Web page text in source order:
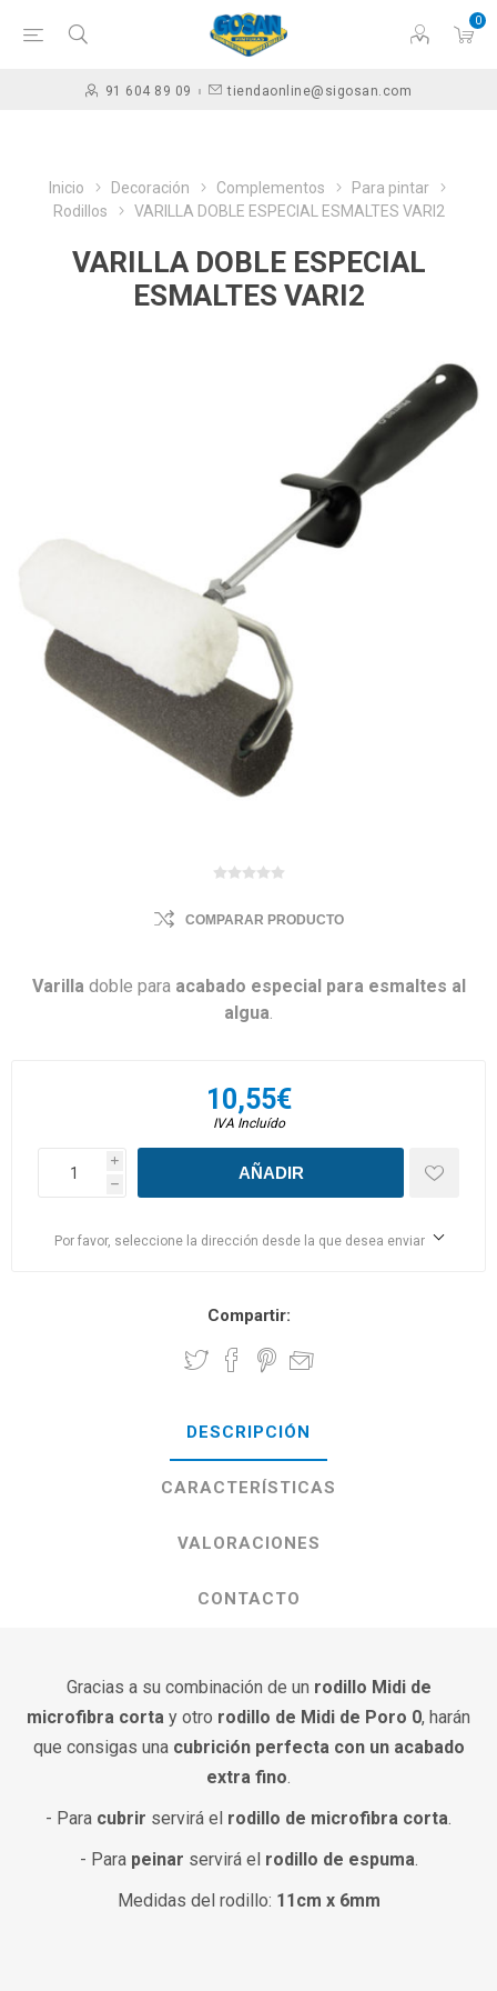
0
91 604 89 09 tiendaonline@sigosan.com
Inicio Decoración Complementos
Para pintar
Rodillos
VARILLA DOBLE ESPECIAL ESMALTES VARI2
VARILLA DOBLE ESPECIAL
ESMALTES VARI2
COMPARAR PRODUCTO
Varilla doble para acabado especial para esmaltes al
algua.
10,55€
IVA Incluído
i
h
Por favor, seleccione la dirección desde la que desea enviar
Compartir:
DESCRIPCIÓN
CARACTERÍSTICAS
VALORACIONES
CONTACTO
Gracias a su combinación de un rodillo Midi de
microfibra corta y otro rodillo de Midi de Poro 0, harán
que consigas una cubrición perfecta con un acabado
extra fino.
- Para cubrir servirá el rodillo de microfibra corta.
- Para peinar servirá el rodillo de espuma.
Medidas del rodillo: 11cm x 6mm